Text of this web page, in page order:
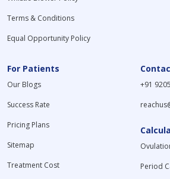
Terms & Conditions
Equal Opportunity Policy
For Patients
Our Blogs
Success Rate
Pricing Plans
Sitemap
Treatment Cost
+91
Period